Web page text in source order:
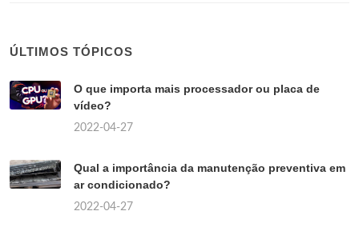
ÚLTIMOS TÓPICOS
O que importa mais processador ou placa de
vídeo?
2022-04-27
Qual a importância da manutenção preventiva em
ar condicionado?
2022-04-27